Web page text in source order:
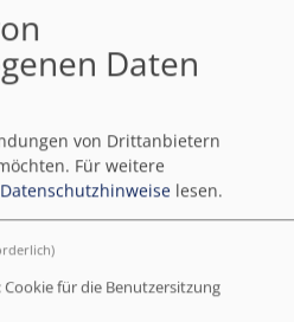
Daten
von Drittanbietern
Für weitere
Datenschutzhinweise lesen.
für die Benutzersitzung